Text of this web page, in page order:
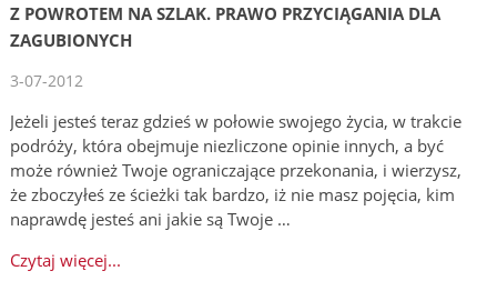
Z POWROTEM NA SZLAK. PRAWO PRZYCIĄGANIA DLA
ZAGUBIONYCH
3-07-2012
Jeżeli jesteś teraz gdzieś w połowie swojego życia, w trakcie
podróży, która obejmuje niezliczone opinie innych, a być
może również Twoje ograniczające przekonania, i wierzysz,
że zboczyłeś ze ścieżki tak bardzo, iż nie masz pojęcia, kim
naprawdę jesteś ani jakie są Twoje …
Czytaj więcej...